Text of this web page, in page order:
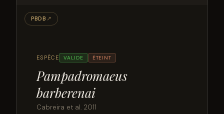
ESPÈCE VALIDE ÉTEINT
Pampadromaeus
barberenai
Cabreira et al. 2011
PBDB ↗